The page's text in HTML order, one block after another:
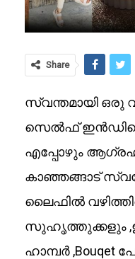
Share
സ്വന്തമായി ഒരു
സെൽഫ്
എപ്പോഴും
കാഞ്ഞങ്ങാട്
ലൈഫിൽ
സുഹൃത്തുക്കളും
ഹാമ്പർ